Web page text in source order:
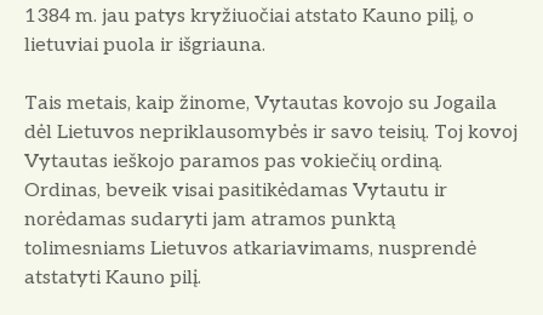
1384 m. jau patys kryžiuočiai atstato Kauno pilį, o
lietuviai puola ir iš­griauna.
Tais metais, kaip žinome, Vytau­tas kovojo su Jogaila
dėl Lietuvos ne­priklausomybės ir savo teisių. Toj ko­voj
Vytautas ieškojo paramos pas vo­kiečių ordiną.
Ordinas, beveik visai pasitikėdamas Vytautu ir
norėdamas sudaryti jam atramos punktą
tolimesniams Lietuvos atkariavimams, nu­sprendė
atstatyti Kauno pilį.